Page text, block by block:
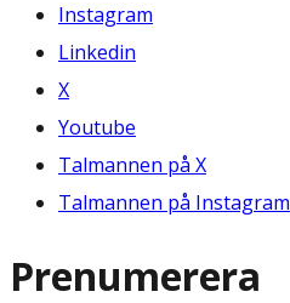
Instagram
Linkedin
X
Youtube
Talmannen på X
Talmannen på Instagram
Prenumerera